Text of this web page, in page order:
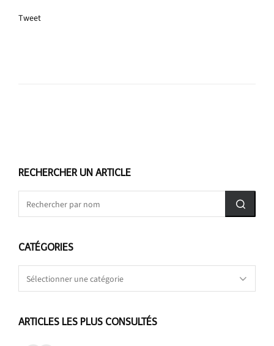
Tweet
RECHERCHER UN ARTICLE
CATÉGORIES
ARTICLES LES PLUS CONSULTÉS